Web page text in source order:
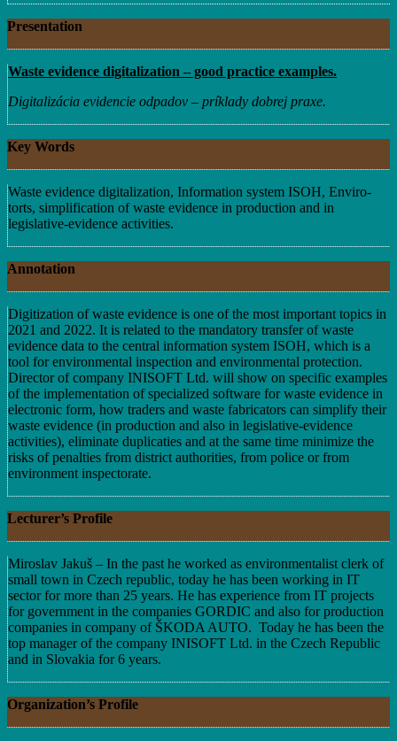
Presentation
Waste evidence digitalization – good practice examples.
Digitalizácia evidencie odpadov – príklady dobrej praxe.
Key Words
Waste evidence digitalization, Information system ISOH, Enviro-
torts, simplification of waste evidence in production and in
legislative-evidence activities.
Annotation
Digitization of waste evidence is one of the most important topics in
2021 and 2022. It is related to the mandatory transfer of waste
evidence data to the central information system ISOH, which is a
tool for environmental inspection and environmental protection.
Director of company INISOFT Ltd. will show on specific examples
of the implementation of specialized software for waste evidence in
electronic form, how traders and waste fabricators can simplify their
waste evidence (in production and also in legislative-evidence
activities), eliminate duplicaties and at the same time minimize the
risks of penalties from district authorities, from police or from
environment inspectorate.
Lecturer’s Profile
Miroslav Jakuš – In the past he worked as environmentalist clerk of
small town in Czech republic, today he has been working in IT
sector for more than 25 years. He has experience from IT projects
for government in the companies GORDIC and also for production
companies in company of ŠKODA AUTO. Today he has been the
top manager of the company INISOFT Ltd. in the Czech Republic
and in Slovakia for 6 years.
Organization’s Profile